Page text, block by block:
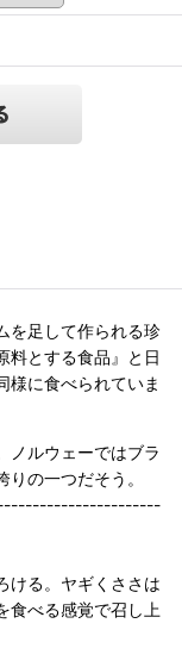
を足して作られる珍
料とする食品』と日
様に食べられていま
ノルウェーではブラ
の一つだそう。
ける。ヤギくささは
食べる感覚で召し上